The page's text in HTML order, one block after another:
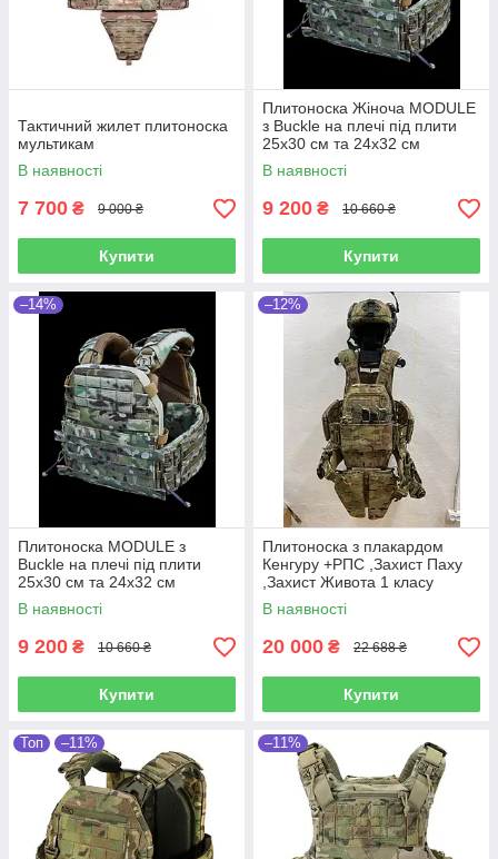
Тактичний жилет плитоноска
мультикам
В наявності
7 700 ₴ 9 000 ₴
Купити
Плитоноска Жіноча MODULE
з Buckle на плечі під плити
25х30 см та 24х32 см
Multicam Original IRR
В наявності
9 200 ₴ 10 660 ₴
Купити
–14%
Плитоноска MODULE з
Buckle на плечі під плити
25х30 см та 24х32 см
Multicam Original IRR
В наявності
9 200 ₴ 10 660 ₴
Купити
–12%
Плитоноска з плакардом
Кенгуру +РПС ,Захист Паху
,Захист Живота 1 класу
захисту
В наявності
20 000 ₴ 22 688 ₴
Купити
Топ –11% –11%